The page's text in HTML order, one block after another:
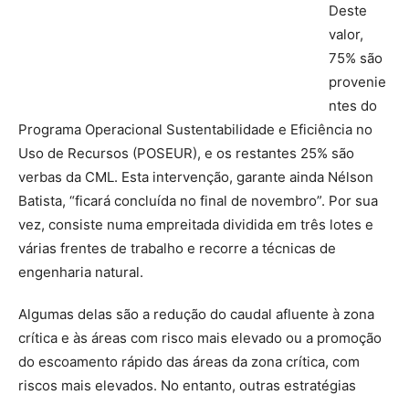
Deste
valor,
75% são
provenie
ntes do
Programa Operacional Sustentabilidade e Eficiência no
Uso de Recursos (POSEUR), e os restantes 25% são
verbas da CML. Esta intervenção, garante ainda Nélson
Batista, “ficará concluída no final de novembro”. Por sua
vez, consiste numa empreitada dividida em três lotes e
várias frentes de trabalho e recorre a técnicas de
engenharia natural.
Algumas delas são a redução do caudal afluente à zona
crítica e às áreas com risco mais elevado ou a promoção
do escoamento rápido das áreas da zona crítica, com
riscos mais elevados. No entanto, outras estratégias